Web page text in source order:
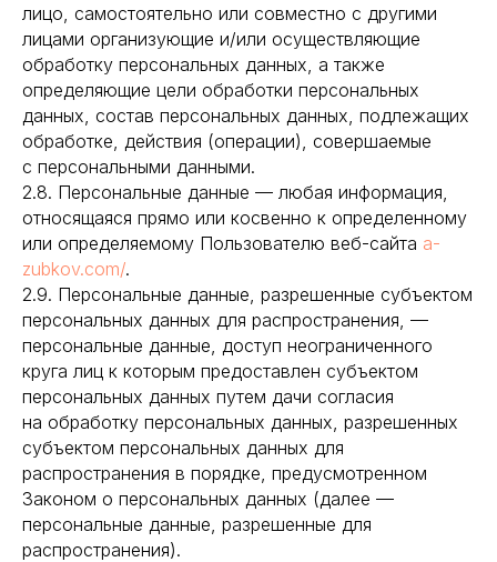
лицо, самостоятельно или совместно с другими
лицами организующие и/или осуществляющие
обработку персональных данных, а также
определяющие цели обработки персональных
данных, состав персональных данных, подлежащих
обработке, действия (операции), совершаемые
с персональными данными.
2.8. Персональные данные — любая информация,
относящаяся прямо или косвенно к определенному
или определяемому Пользователю веб-сайта a-
zubkov.com/.
2.9. Персональные данные, разрешенные субъектом
персональных данных для распространения, —
персональные данные, доступ неограниченного
круга лиц к которым предоставлен субъектом
персональных данных путем дачи согласия
на обработку персональных данных, разрешенных
субъектом персональных данных для
распространения в порядке, предусмотренном
Законом о персональных данных (далее —
персональные данные, разрешенные для
распространения).